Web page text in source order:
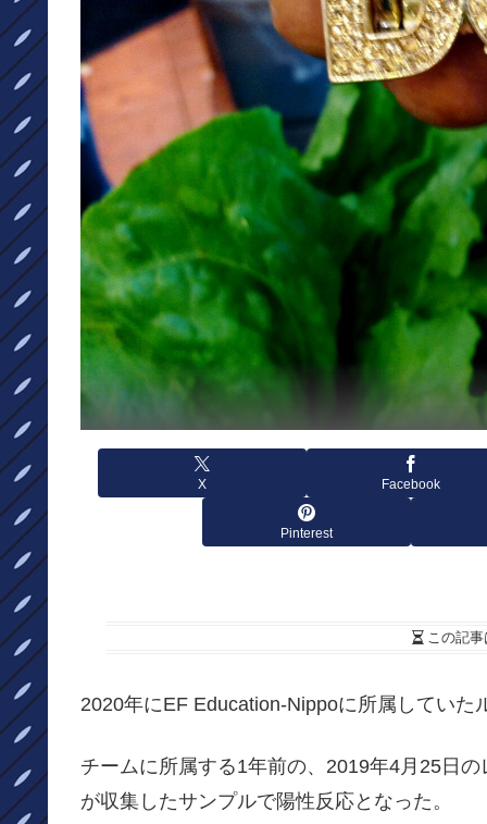
X Facebook
Pinterest
この記事
2020年にEF Education-Nippoに所属していた
チームに所属する1年前の、2019年4月25日
が収集したサンプルで陽性反応となった。